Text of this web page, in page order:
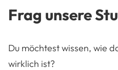
Frag unsere
Du möchtest wissen, wie
wirklich ist?